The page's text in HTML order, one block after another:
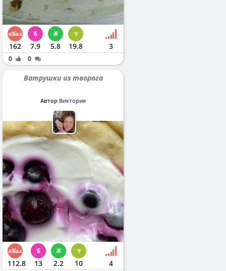
162 7.9 5.8 19.8 3
0 0
Ватрушки из творога
Автор Виктория
112.8 13 2.2 10 4